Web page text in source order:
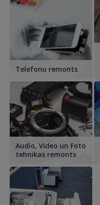
Telefonu remonts
Audio, Video un Foto
tehnikas remonts